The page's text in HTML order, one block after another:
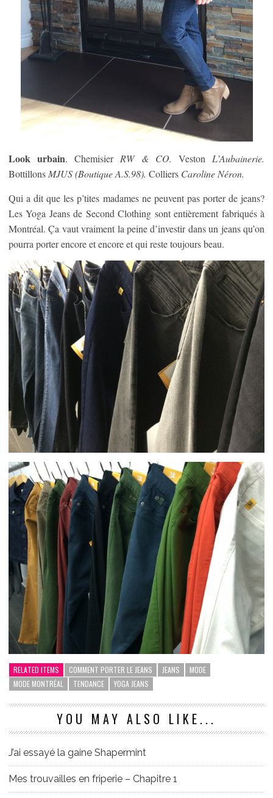
Look urbain. ChemisierRW & CO. Veston L’Aubainerie.
Bottillons MJUS (Boutique A.S.98). Colliers Caroline Néron.
Qui a dit que les p’tites madames ne peuvent pas porter de jeans?
Les Yoga Jeans de Second Clothing sont entièrement fabriqués à
Montréal. Ça vaut vraiment la peine d’investir dans un jeans qu’on
pourra porter encore et encore et qui reste toujours beau.
RELATED ITEMS COMMENT PORTER LE JEANS JEANS
MODE
MODE MONTRÉAL
TENDANCE YOGA JEANS
YOU MAY ALSO LIKE...
J’ai essayé la gaine Shapermint
Mes trouvailles en friperie – Chapitre 1